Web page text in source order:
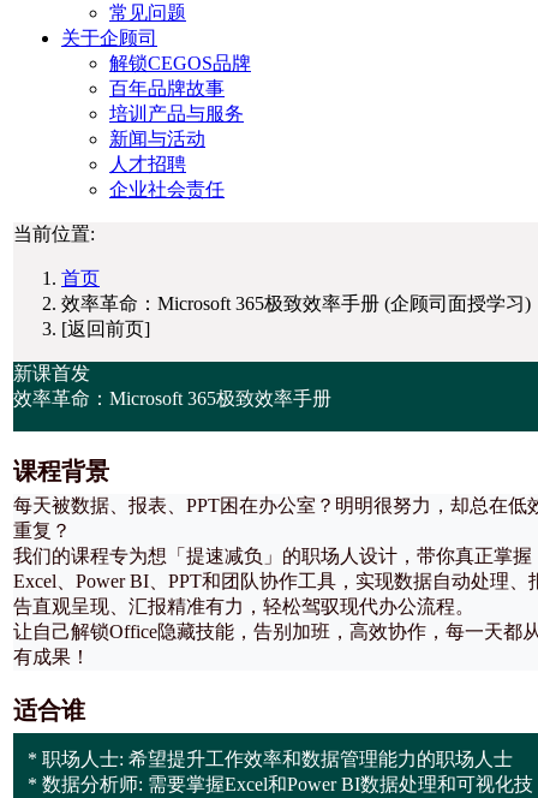
常见问题
关于企顾司
解锁CEGOS品牌
百年品牌故事
培训产品与服务
新闻与活动
人才招聘
企业社会责任
当前位置:
首页
效率革命：Microsoft 365极致效率手册 (企顾司面授学习)
[返回前页]
新课首发
效率革命：Microsoft 365极致效率手册
课程背景
每天被数据、报表、PPT困在办公室？明明很努力，却总在低
重复？
我们的课程专为想「提速减负」的职场人设计，带你真正掌握
Excel、Power BI、PPT和团队协作工具，实现数据自动处理、
告直观呈现、汇报精准有力，轻松驾驭现代办公流程。
让自己解锁Office隐藏技能，告别加班，高效协作，每一天都
有成果！
适合谁
* 职场人士: 希望提升工作效率和数据管理能力的职场人士
* 数据分析师: 需要掌握Excel和Power BI数据处理和可视化技